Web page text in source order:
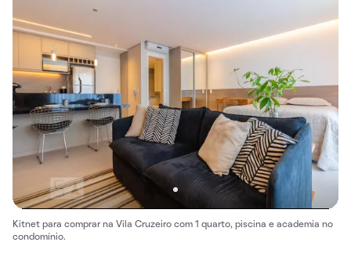
Kitnet para comprar na Vila Cruzeiro com 1 quarto, piscina e academia no
condomínio.